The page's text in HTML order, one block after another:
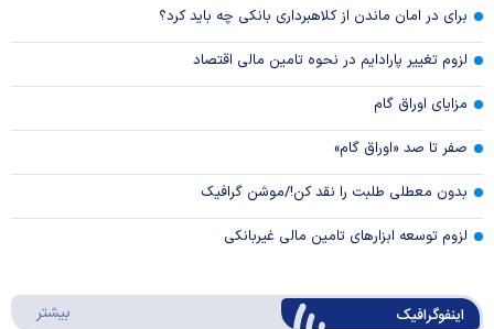
برای در امان ماندن از کلاهبرداری بانکی چه باید کرد؟
لزوم تغییر پارادایم در نحوه تامین مالی اقتصاد
مزایای اوراق گام
صفر تا صد «اوراق گام»
بدون معطلی طلبت را نقد کن!/موشن گرافیک
لزوم توسعه ابزارهای تامین مالی غیربانکی
اینفوگرافیک بیشتر